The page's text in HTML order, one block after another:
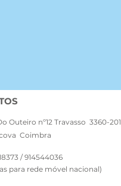
Outeiro nº12 Travasso 3360-201
Coimbra
/ 914544036
para rede móvel nacional)